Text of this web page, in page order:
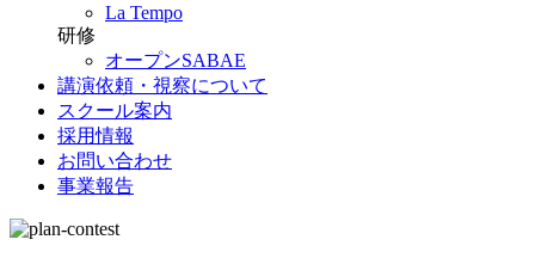
La Tempo
研修
オープンSABAE
講演依頼・視察について
スクール案内
採用情報
お問い合わせ
事業報告